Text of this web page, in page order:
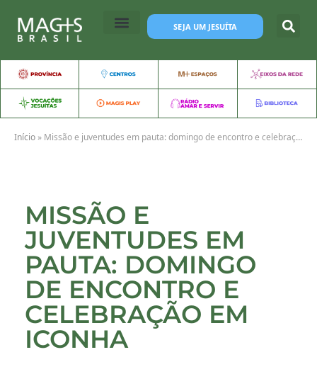
SEJA UM JESUÍTA
Início » Missão e juventudes em pauta: domingo de encontro e celebração em Iconha
MISSÃO E
JUVENTUDES EM
PAUTA: DOMINGO
DE ENCONTRO E
CELEBRAÇÃO EM
ICONHA